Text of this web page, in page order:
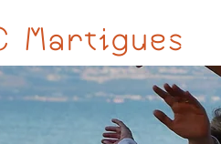
Martigues